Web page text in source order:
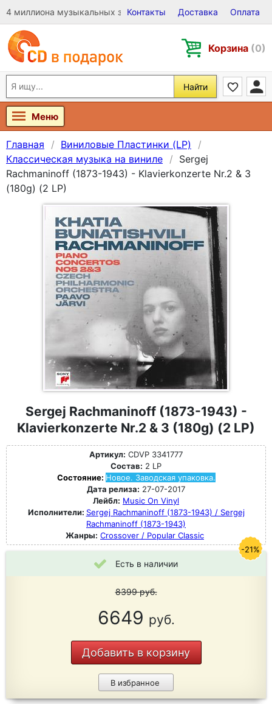
4 миллиона музыкальных записей на Виниле, CD и DVD
Контакты Доставка Оплата
Корзина (0)
Найти
Меню
Главная
Виниловые Пластинки (LP)
Классическая музыка на виниле
Sergej
Rachmaninoff (1873-1943) - Klavierkonzerte Nr.2 & 3
(180g) (2 LP)
Sergej Rachmaninoff (1873-1943) -
Klavierkonzerte Nr.2 & 3 (180g) (2 LP)
Артикул: CDVP 3341777
Состав: 2 LP
Состояние: Новое. Заводская упаковка.
Дата релиза: 27-07-2017
Лейбл: Music On Vinyl
Исполнители: Sergej Rachmaninoff (1873-1943) / Sergej
Rachmaninoff (1873-1943)
Жанры: Crossover / Popular Classic
Есть в наличии
8399руб.
6649 руб.
Добавить в корзину
В избранное
-21%